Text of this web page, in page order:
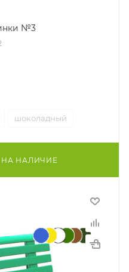
№3
НАЛИЧИЕ
шоколадный